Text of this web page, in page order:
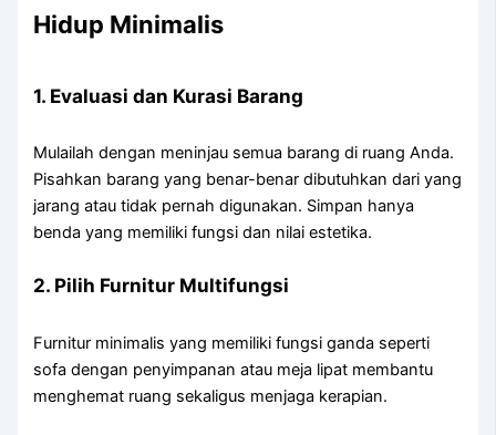
Hidup Minimalis
1. Evaluasi dan Kurasi Barang
Mulailah dengan meninjau semua barang di ruang Anda.
Pisahkan barang yang benar-benar dibutuhkan dari yang
jarang atau tidak pernah digunakan. Simpan hanya
benda yang memiliki fungsi dan nilai estetika.
2. Pilih Furnitur Multifungsi
Furnitur minimalis yang memiliki fungsi ganda seperti
sofa dengan penyimpanan atau meja lipat membantu
menghemat ruang sekaligus menjaga kerapian.